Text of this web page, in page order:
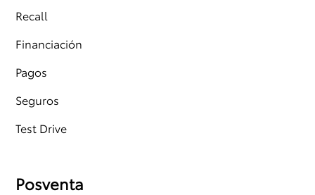
Recall
Financiación
Pagos
Seguros
Test Drive
Posventa